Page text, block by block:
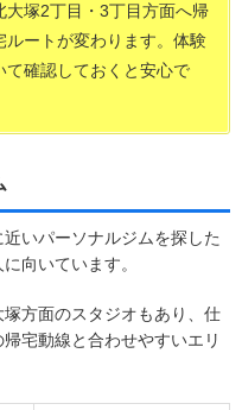
大塚2丁目・3丁目方面へ帰
ルートが変わります。体験
て確認しておくと安心で
いパーソナルジムを探した
向いています。
方面のスタジオもあり、仕
宅動線と合わせやすいエリ